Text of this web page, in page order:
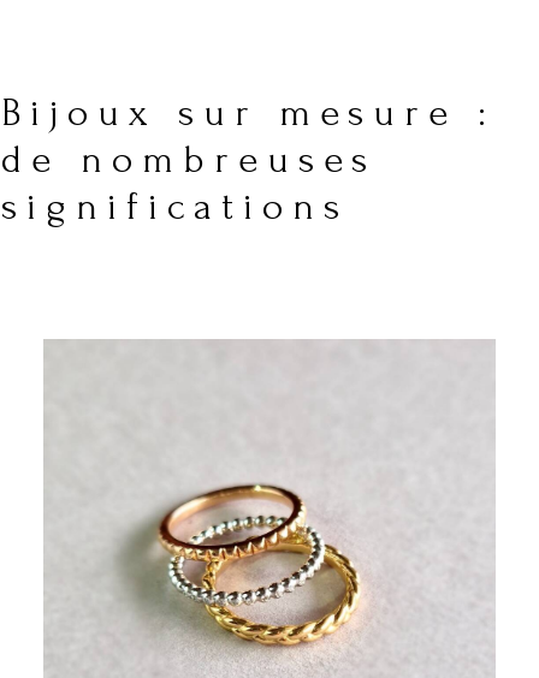
Bijoux sur mesure :
de nombreuses
significations